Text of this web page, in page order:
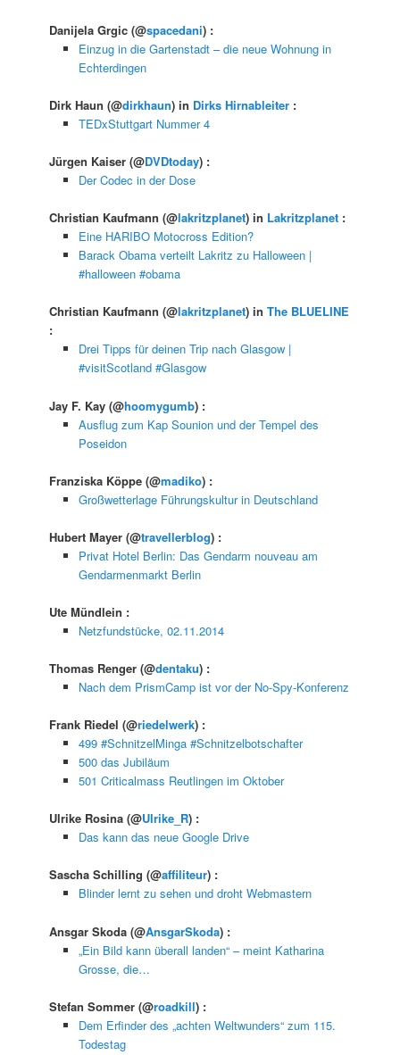
Danijela Grgic(@spacedani) :
Einzug in die Gartenstadt – die neue Wohnung in
Echterdingen
Dirk Haun(@dirkhaun) in Dirks Hirnableiter :
TEDxStuttgart Nummer 4
Jürgen Kaiser(@DVDtoday) :
Der Codec in der Dose
Christian Kaufmann(@lakritzplanet) in Lakritzplanet :
Eine HARIBO Motocross Edition?
Barack Obama verteilt Lakritz zu Halloween |
#halloween #obama
Christian Kaufmann(@lakritzplanet) inThe BLUELINE
:
Drei Tipps für deinen Trip nach Glasgow |
#visitScotland #Glasgow
Jay F. Kay(@hoomygumb) :
Ausflug zum Kap Sounion und der Tempel des
Poseidon
Franziska Köppe(@madiko) :
Großwetterlage Führungskultur in Deutschland
Hubert Mayer(@travellerblog) :
Privat Hotel Berlin: Das Gendarm nouveau am
Gendarmenmarkt Berlin
Ute Mündlein :
Netzfundstücke, 02.11.2014
Thomas Renger(@dentaku) :
Nach dem PrismCamp ist vor der No-Spy-Konferenz
Frank Riedel(@riedelwerk) :
499 #SchnitzelMinga #Schnitzelbotschafter
500 das Jubiläum
501 Criticalmass Reutlingen im Oktober
Ulrike Rosina(@Ulrike_R) :
Das kann das neue Google Drive
Sascha Schilling(@affiliteur) :
Blinder lernt zu sehen und droht Webmastern
Ansgar Skoda(@AnsgarSkoda) :
„Ein Bild kann überall landen“ – meint Katharina
Grosse, die…
Stefan Sommer(@roadkill) :
Dem Erfinder des „achten Weltwunders“ zum 115.
Todestag